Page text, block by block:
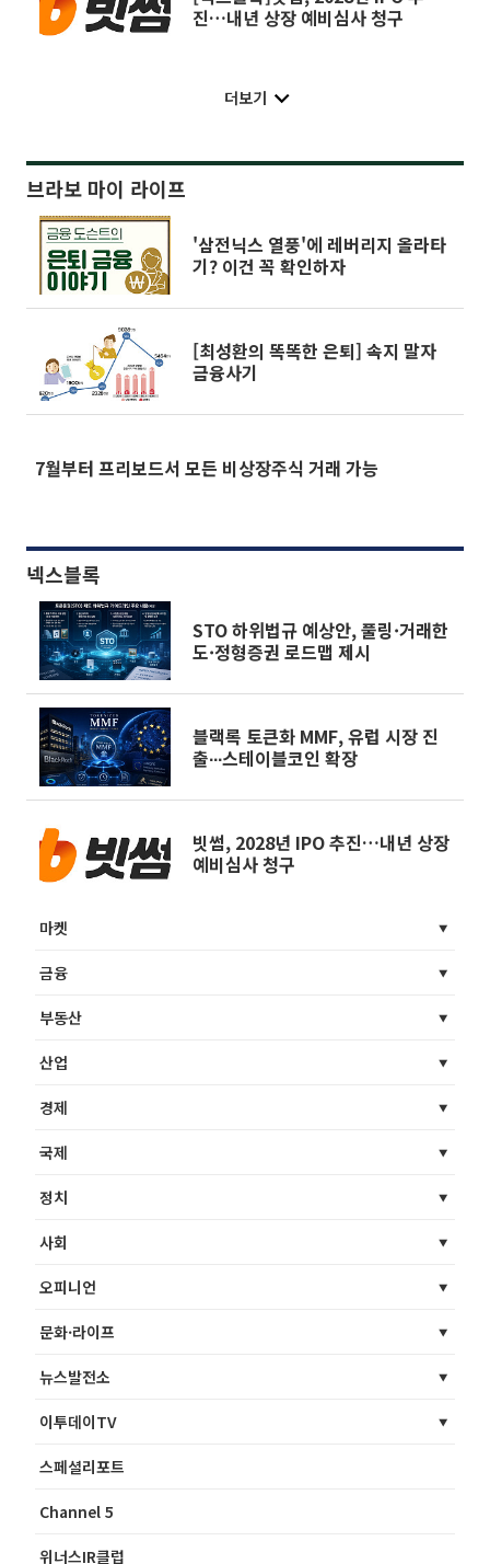
진…내년 상장 예비심사 청구
더보기
브라보 마이 라이프
'삼전닉스 열풍'에 레버리지 올라타
기? 이건 꼭 확인하자
[최성환의 똑똑한 은퇴] 속지 말자
금융사기
7월부터 프리보드서 모든 비상장주식 거래 가능
넥스블록
STO 하위법규 예상안, 풀링·거래한
도·정형증권 로드맵 제시
블랙록 토큰화 MMF, 유럽 시장 진
출∙∙∙스테이블코인 확장
빗썸, 2028년 IPO 추진…내년 상장
예비심사 청구
마켓
금융
부동산
산업
경제
국제
정치
사회
오피니언
문화·라이프
뉴스발전소
이투데이TV
스페셜리포트
Channel 5
위너스IR클럽